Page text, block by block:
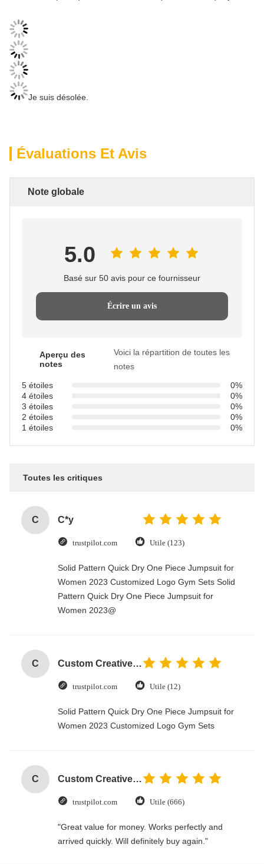
Je suis désolée.
Évaluations Et Avis
Note globale
5.0
Basé sur 50 avis pour ce fournisseur
Écrire un avis
Aperçu des
notes
Voici la répartition de toutes les
notes
5 étoiles
0%
4 étoiles
0%
3 étoiles
0%
2 étoiles
0%
1 étoiles
0%
Toutes les critiques
C C*y
trustpilot.com Utile (123)
Solid Pattern Quick Dry One Piece Jumpsuit for
Women 2023 Customized Logo Gym Sets Solid
Pattern Quick Dry One Piece Jumpsuit for
Women 2023@
C Custom Creative Goodie Christmas Kraft Paper Gift Bag with Your Own Logo for Xmas Decorative Party
trustpilot.com Utile (12)
Solid Pattern Quick Dry One Piece Jumpsuit for
Women 2023 Customized Logo Gym Sets
C Custom Creative Goodie Christmas Kraft Paper Gift Bag with Your Own Logo for Xmas Decorative Party
trustpilot.com Utile (666)
"Great value for money. Works perfectly and
arrived quickly. Will definitely buy again."